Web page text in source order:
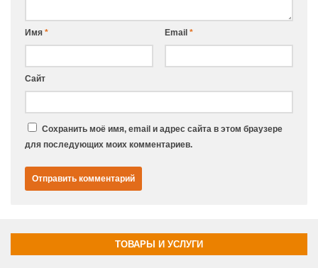
Имя * Email *
Сайт
Сохранить моё имя, email и адрес сайта в этом браузере
для последующих моих комментариев.
ТОВАРЫ И УСЛУГИ